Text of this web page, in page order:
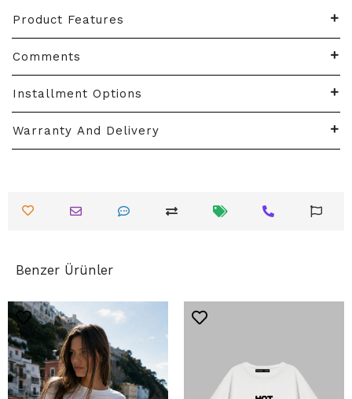
Product Features
Comments
Installment Options
Warranty And Delivery
Benzer Ürünler